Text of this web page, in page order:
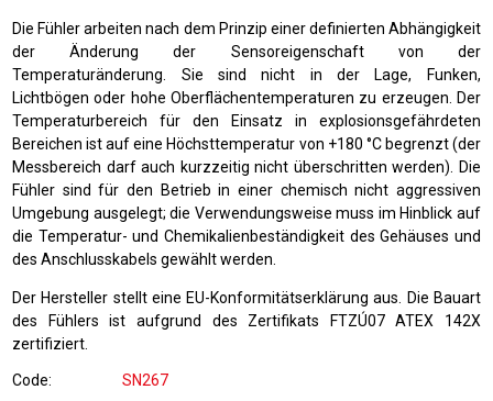
Die Fühler arbeiten nach dem Prinzip einer definierten Abhängigkeit
der Änderung der Sensoreigenschaft von der
Temperaturänderung. Sie sind nicht in der Lage, Funken,
Lichtbögen oder hohe Oberflächentemperaturen zu erzeugen. Der
Temperaturbereich für den Einsatz in explosionsgefährdeten
Bereichen ist auf eine Höchsttemperatur von +180 °C begrenzt (der
Messbereich darf auch kurzzeitig nicht überschritten werden). Die
Fühler sind für den Betrieb in einer chemisch nicht aggressiven
Umgebung ausgelegt; die Verwendungsweise muss im Hinblick auf
die Temperatur- und Chemikalienbeständigkeit des Gehäuses und
des Anschlusskabels gewählt werden.
Der Hersteller stellt eine EU-Konformitätserklärung aus. Die Bauart
des Fühlers ist aufgrund des Zertifikats FTZÚ07 ATEX 142X
zertifiziert.
Code SN267